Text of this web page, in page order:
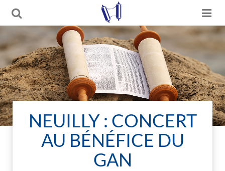
NEUILLY : CONCERT
AU BÉNÉFICE DU
GAN